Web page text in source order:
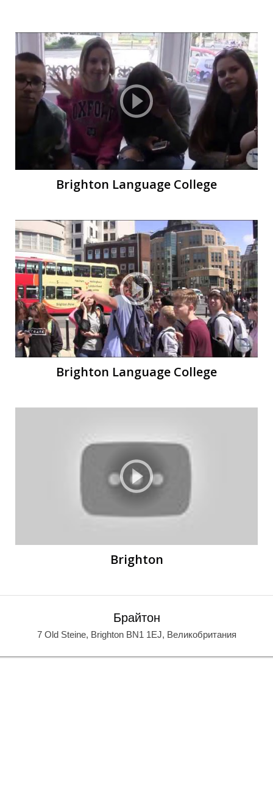
К
О
К
О
Brighton Language College
Brighton Language College
Brighton
Брайтон
7 Old Steine, Brighton BN1 1EJ, Великобритания